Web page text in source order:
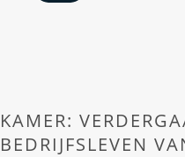
KAMER:
BEDRIJFSLEVEN